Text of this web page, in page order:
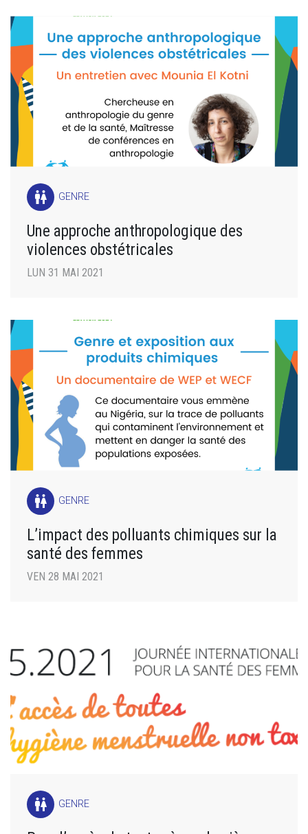
wc GENRE
Une approche anthropologique des
violences obstétricales
LUN 31 MAI 2021
wc GENRE
L’impact des polluants chimiques sur la
santé des femmes
VEN 28 MAI 2021
wc GENRE